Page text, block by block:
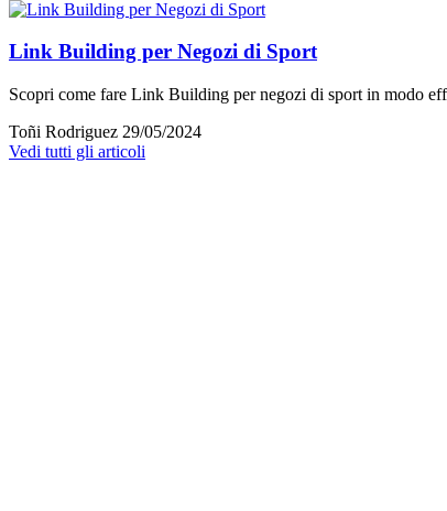
Link Building per Negozi di Sport
Scopri come fare Link Building per negozi di sport in modo
Toñi Rodriguez 29/05/2024
Vedi tutti gli articoli